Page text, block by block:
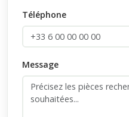
Téléphone
Message